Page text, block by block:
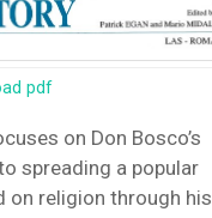
pdf
on Don Bosco’s
spreading a popular
on religion through his